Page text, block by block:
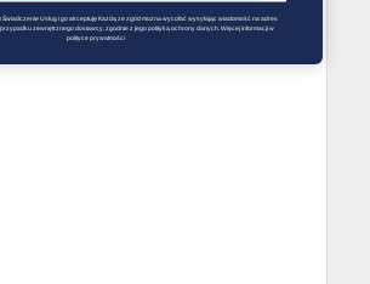
Świadczenie Usług i go akceptuję Każdą ze zgód można wycofać wysyłając wiadomość na adres
zewnętrznego dostawcy, zgodnie z jego polityką ochrony danych. Więcej informacji w
polityce prywatności